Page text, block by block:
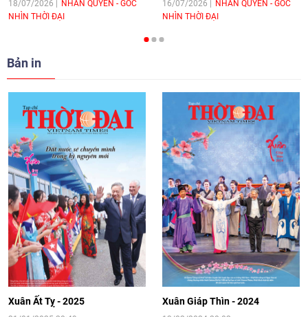
hòa bình, hữu nghị giữa các dân tộc"
cho Đại sứ Hungary tại Việt Nam
[Video] Nhân dân Việt Nam luôn trân
trọng tình cảm của nước Nga
08:02 | 13/06/2026
Video: Cơ hội giao lưu quốc tế cho học
sinh Việt Nam tại trại hè Artek
14:41|12/06/2026
[Video] Đối ngoại nhân dân Thủ đô
hướng tới kết nối hiệu quả nguồn lực
người Việt Nam ở nước ngoài
18/07/2026
NHÂN QUYỀN - GÓC
NHÌN THỜI ĐẠI
16/07/2026
NHÂN QUYỀN - GÓC
NHÌN THỜI ĐẠI
Bản in
Xuân Ất Tỵ - 2025 Xuân Giáp Thìn - 2024